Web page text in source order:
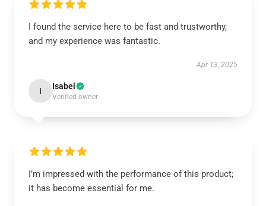
I found the service here to be fast and trustworthy,
and my experience was fantastic.
Apr 13, 2025
I Isabel
Verified owner
I’m impressed with the performance of this product;
it has become essential for me.